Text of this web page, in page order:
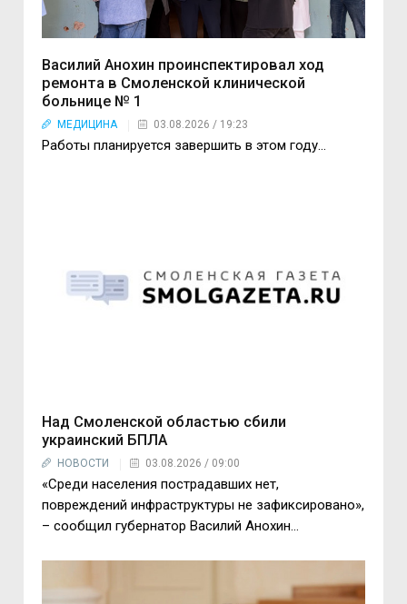
Василий Анохин проинспектировал ход
ремонта в Смоленской клинической
больнице № 1
МЕДИЦИНА 03.08.2026 / 19:23
Работы планируется завершить в этом году…
Над Смоленской областью сбили
украинский БПЛА
НОВОСТИ 03.08.2026 / 09:00
«Среди населения пострадавших нет,
повреждений инфраструктуры не зафиксировано»,
– сообщил губернатор Василий Анохин...